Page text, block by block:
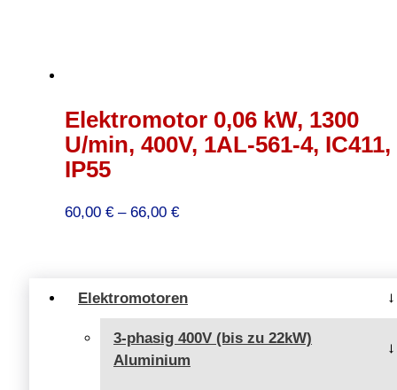
Elektromotoren
3-phasig 400V (bis zu 22kW)
Aluminium
Elektromotor 0,06 kW, 1300
U/min, 400V, 1AL-561-4, IC411,
IP55
60,00 € – 66,00 €Preisspanne: